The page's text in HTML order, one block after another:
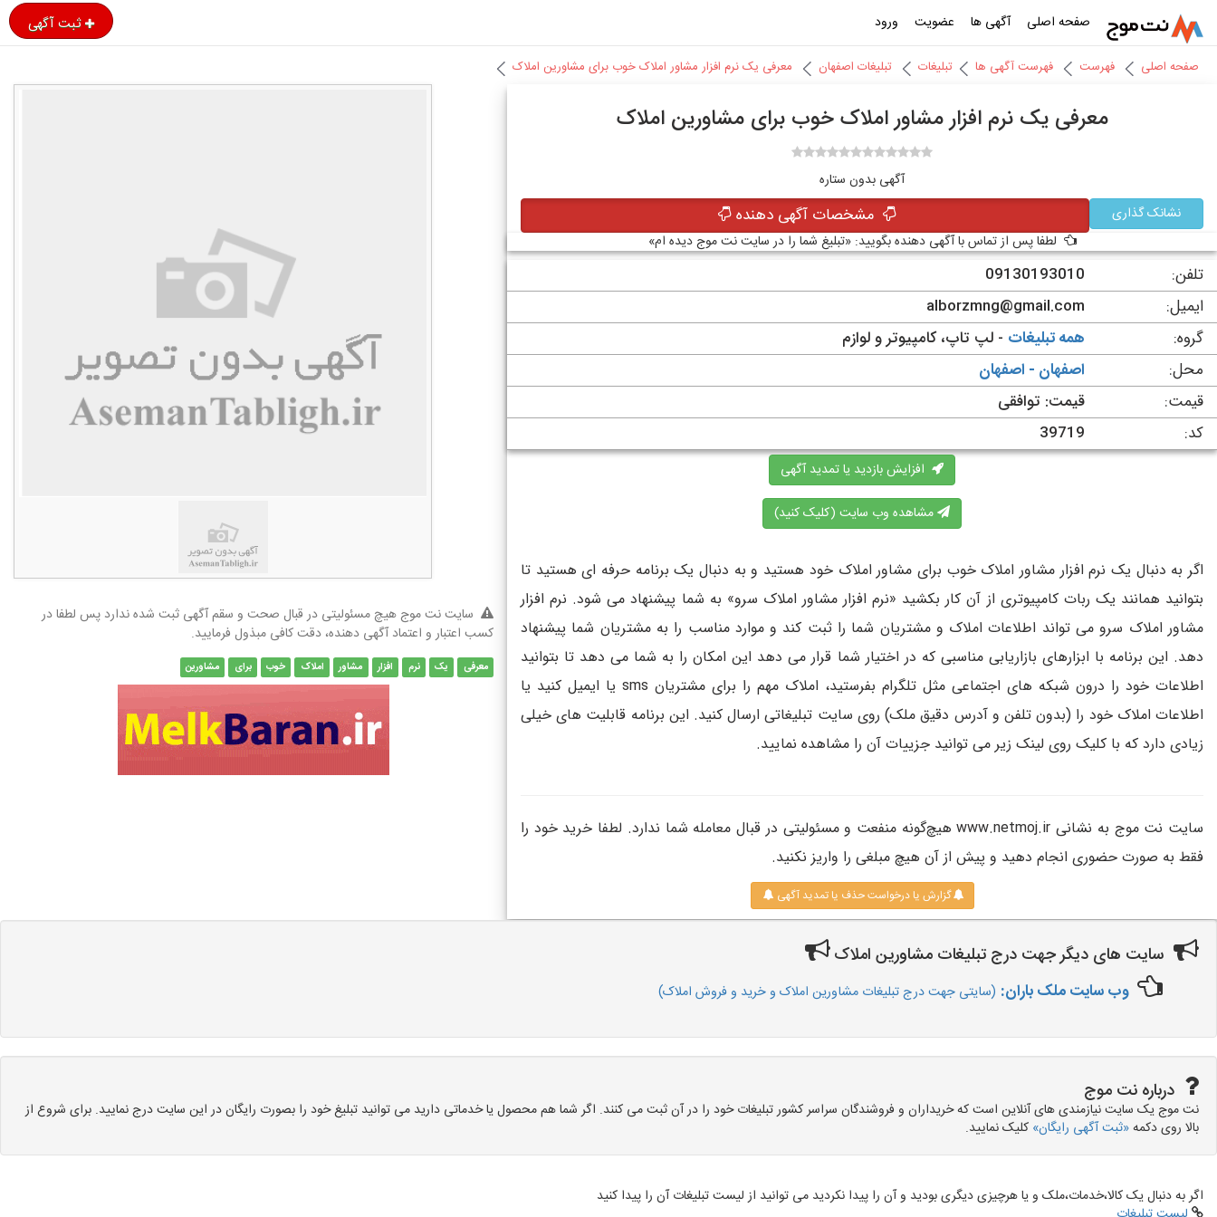
صفحه اصلی آگهی ها عضویت ورود ثبت آگهی
صفحه اصلی فهرست فهرست آگهی ها تبلیغات تبلیغات اصفهان معرفی یک نرم افزار مشاور املاک خوب برای مشاورین املاک
معرفی یک نرم افزار مشاور املاک خوب برای مشاورین املاک
آگهی بدون ستاره
نشانک گذاری
مشخصات آگهی دهنده
لطفا پس از تماس با آگهی دهنده بگویید: «تبلیغ شما را در سایت نت موج دیده ام»
تلفن:
09130193010
ایمیل:
alborzmng@gmail.com
گروه:
همه تبلیغات - لپ تاپ، کامپیوتر و لوازم
محل:
اصفهان - اصفهان
قیمت:
قیمت: توافقی
کد:
39719
افزایش بازدید یا تمدید آگهی
مشاهده وب سایت (کلیک کنید)
اگر به دنبال یک نرم افزار مشاور املاک خوب برای مشاور املاک خود هستید و به دنبال یک برنامه حرفه ای هستید تا
بتوانید همانند یک ربات کامپیوتری از آن کار بکشید «نرم افزار مشاور املاک سرو» به شما پیشنهاد می شود. نرم افزار
مشاور املاک سرو می تواند اطلاعات املاک و مشتریان شما را ثبت کند و موارد مناسب را به مشتریان شما پیشنهاد
دهد. این برنامه با ابزارهای بازاریابی مناسبی که در اختیار شما قرار می دهد این امکان را به شما می دهد تا بتوانید
اطلاعات خود را درون شبکه های اجتماعی مثل تلگرام بفرستید، املاک مهم را برای مشتریان sms یا ایمیل کنید یا
اطلاعات املاک خود را (بدون تلفن و آدرس دقیق ملک) روی سایت تبلیغاتی ارسال کنید. این برنامه قابلیت های خیلی
زیادی دارد که با کلیک روی لینک زیر می توانید جزییات آن را مشاهده نمایید.
سایت نت موج به نشانی www.netmoj.ir هیچ‌گونه منفعت و مسئولیتی در قبال معامله شما ندارد. لطفا خرید خود را
فقط به صورت حضوری انجام دهید و پیش از آن هیچ مبلغی را واریز نکنید.
گزارش یا درخواست حذف یا تمدید آگهی
سایت نت موج هیچ مسئولیتی در قبال صحت و سقم آگهی ثبت شده ندارد پس لطفا در
کسب اعتبار و اعتماد آگهی دهنده، دقت کافی مبذول فرمایید.
معرفی یک نرم افزار مشاور املاک خوب برای مشاورین
سایت های دیگر جهت درج تبلیغات مشاورین املاک
وب سایت ملک باران: (سایتی جهت درج تبلیغات مشاورین املاک و خرید و فروش املاک)
درباره نت موج
نت موج یک سایت نیازمندی های آنلاین است که خریداران و فروشندگان سراسر کشور تبلیغات خود را در آن ثبت می کنند. اگر شما هم محصول یا خدماتی دارید می توانید تبلیغ خود را بصورت رایگان در این سایت درج نمایید. برای شروع از
بالا روی دکمه«ثبت آگهی رایگان» کلیک نمایید.
اگر به دنبال یک کالا،خدمات،ملک و یا هرچیزی دیگری بودید و آن را پیدا نکردید می توانید از لیست تبلیغات آن را پیدا کنید